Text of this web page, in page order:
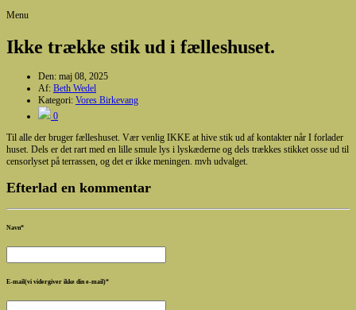
Menu
Ikke trække stik ud i fælleshuset.
Den: maj 08, 2025
Af: Beth Wedel
Kategori: Vores Birkevang
0
Til alle der bruger fælleshuset. Vær venlig IKKE at hive stik ud af kontakter når I forlader
huset. Dels er det rart med en lille smule lys i lyskæderne og dels trækkes stikket osse ud til
censorlyset på terrassen, og det er ikke meningen. mvh udvalget.
Efterlad en kommentar
Navn*
E-mail(vi vidergiver ikke din e-mail)*